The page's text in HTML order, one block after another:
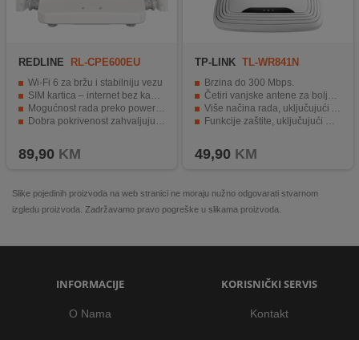
REDLINE
RL-CPE600EU
AX300 4G LTE Router
Wi-Fi 6 za bržu i stabilniju vezu
SIM kartica – internet bez kablova
Mogućnost rada preko powerbanka (Type-C)
Dobra pokrivenost zahvaljujući antenama
89,90 KM
TP-LINK TL-WR841N
Brzina do 300 Mbps.
Četiri vanjske antene za bolju pokrivenost signala.
Više načina rada, uključujući AP mod, Repeater mod i WISP mod.
Funkcije zaštite, uključujući WEP, WPA / WPA2 enkripciju i WPS gumb.
49,90 KM
Slike pojedinih proizvoda na web stranici ne moraju nužno odgovarati stvarnom
izgledu proizvoda. Zadržavamo pravo pogreške u slikama proizvoda.
INFORMACIJE
O Nama
KORISNIČKI SERVIS
Kontakt